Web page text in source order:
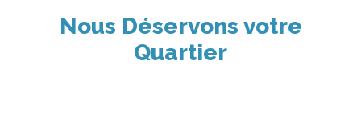
Nous Déservons votre
Quartier